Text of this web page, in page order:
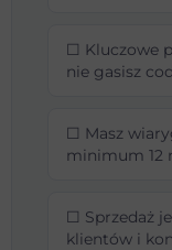
☐ Kluczowe
nie gasisz
☐ Masz
minimum 12
☐ Sprzedaż
klientów i